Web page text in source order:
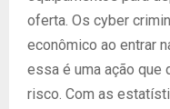
oferta. Os cyber
econômico ao entrar
essa é uma ação que
risco. Com as